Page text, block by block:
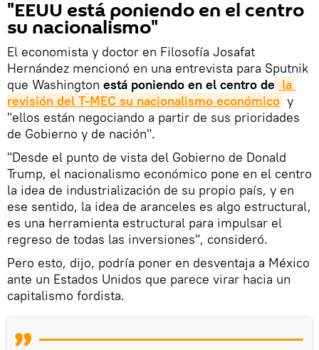
"EEUU está poniendo en el centro
su nacionalismo"
El economista y doctor en Filosofía Josafat
Hernández mencionó en una entrevista para Sputnik
que Washington está poniendo en el centro de la
revisión del T-MEC su nacionalismo económico y
"ellos están negociando a partir de sus prioridades
de Gobierno y de nación".
"Desde el punto de vista del Gobierno de Donald
Trump, el nacionalismo económico pone en el centro
la idea de industrialización de su propio país, y en
ese sentido, la idea de aranceles es algo estructural,
es una herramienta estructural para impulsar el
regreso de todas las inversiones", consideró.
Pero esto, dijo, podría poner en desventaja a México
ante un Estados Unidos que parece virar hacia un
capitalismo fordista.